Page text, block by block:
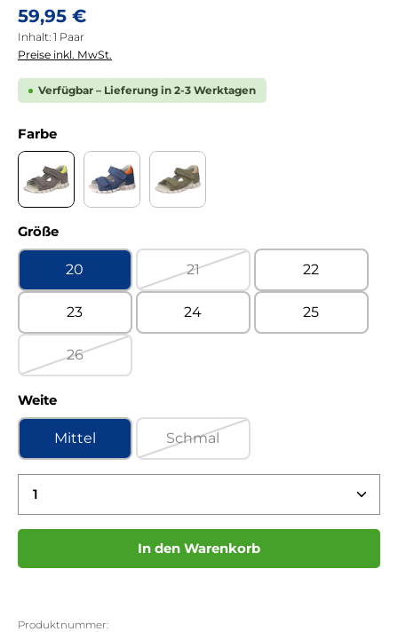
Regulärer Preis:
59,95 €
Inhalt: 1 Paar
Preise inkl. MwSt.
Verfügbar – Lieferung in 2-3 Werktagen
Farbeauswählen
Größeauswählen
20 21 22
23 24 25
26
Weiteauswählen
Mittel Schmal
Produkt Anzahl: Gib den gewünschten Wert
In den Warenkorb
Produktnummer: